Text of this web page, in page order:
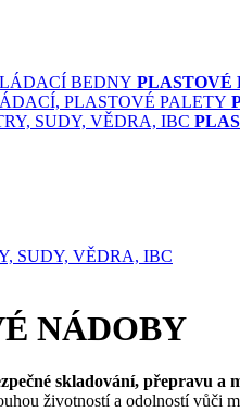
PLASTOVÉ
SUDY, VĚDRA, IBC
NÁDOBY
skladování, přepravu a
životností a odolností vůči